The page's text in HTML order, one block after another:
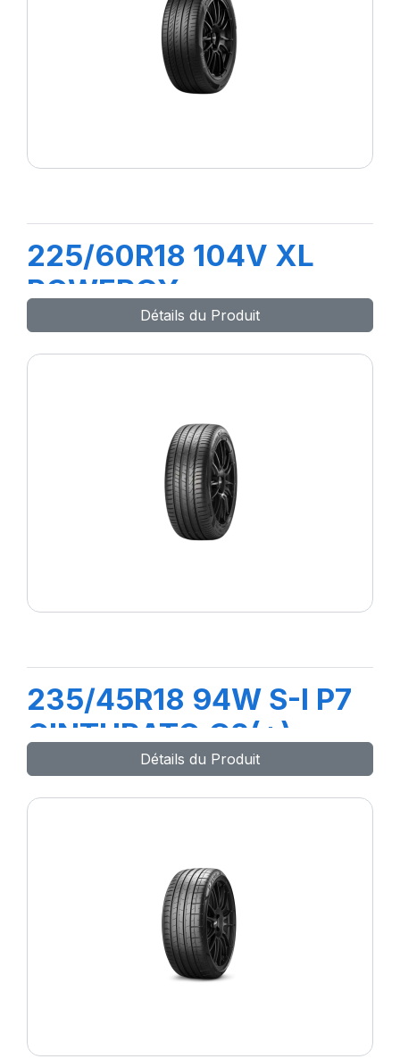
225/60R18 104V XL
POWERGY
Détails du Produit
235/45R18 94W S-I P7
CINTURATO C2(+)
Détails du Produit